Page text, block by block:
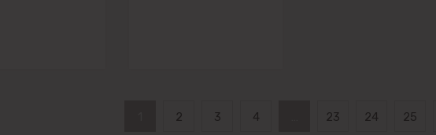
2 3 4 23 24 25